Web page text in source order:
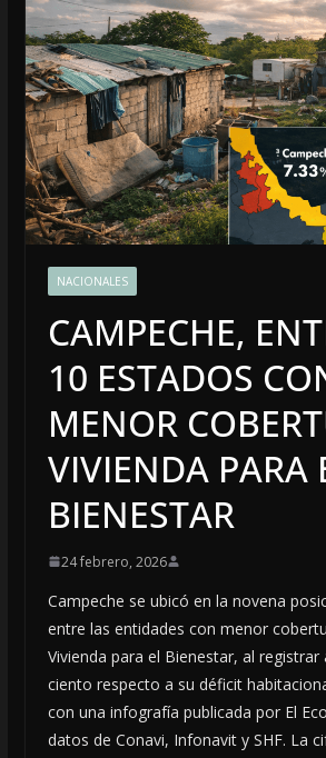
NACIONALES
CAMPECHE,
10 ESTADOS
MENOR
VIVIENDA PARA
BIENESTAR
24 febrero, 2026
Campeche se ubicó en la novena
entre las entidades con menor
Vivienda para el Bienestar, al registrar
ciento respecto a su déficit
con una infografía publicada por El
datos de Conavi, Infonavit y SHF. La